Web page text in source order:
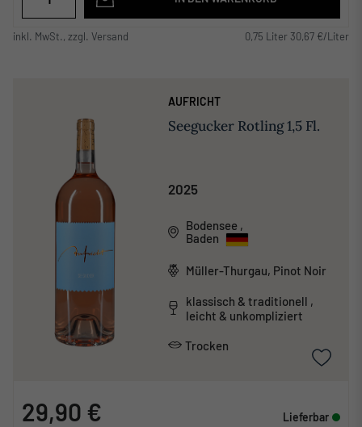
inkl. MwSt., zzgl. Versand 0,75 Liter 30,67 €/Liter
AUFRICHT
Seegucker Rotling 1,5 Fl.
2025
Bodensee ,
Baden
Müller-Thurgau, Pinot Noir
klassisch & traditionell ,
leicht & unkompliziert
Trocken
29,90 € Lieferbar